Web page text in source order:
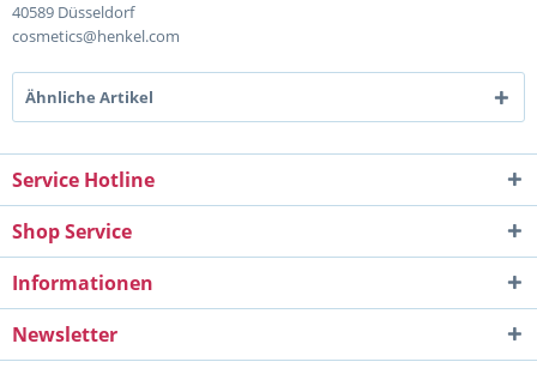
40589 Düsseldorf
cosmetics@henkel.com
Ähnliche Artikel
Service Hotline
Shop Service
Informationen
Newsletter